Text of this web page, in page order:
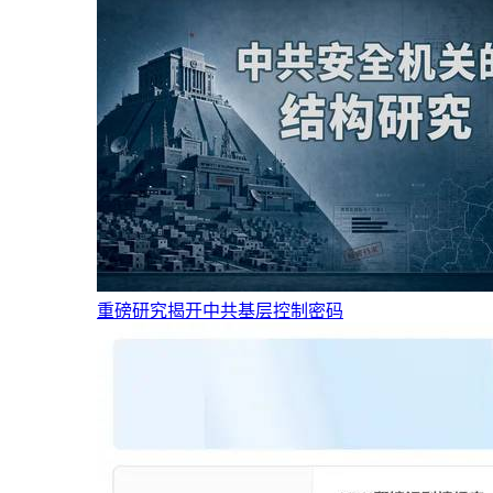
重磅研究揭开中共基层控制密码